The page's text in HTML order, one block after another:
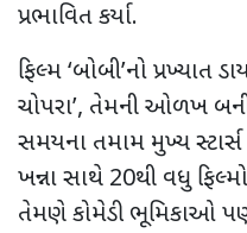
પ્રભાવિત કર્યા.
ફિલ્મ‘બોબી’નો પ્રખ્યાત
ચોપરા’, તેમની ઓળખ બની
સમયના તમામ મુખ્ય
ખન્ના સાથે 20થી વધુ
તેમણે કોમેડી ભૂમિકાઓ